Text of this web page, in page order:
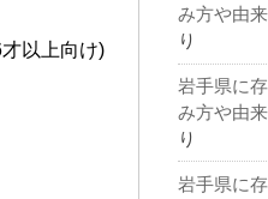
以上向け)
み方や由
り
岩手県に
み方や由
り
岩手県に